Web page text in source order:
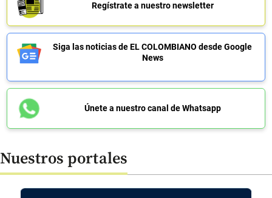
Regístrate a nuestro newsletter
Siga las noticias de EL COLOMBIANO desde Google
News
Únete a nuestro canal de Whatsapp
Nuestros portales